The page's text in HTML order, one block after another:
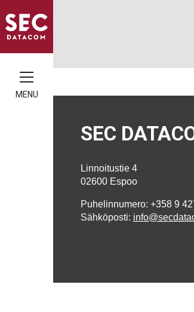
MENU
SEC
Linnoitustie 4
02600 Espoo
Puhelinnumero: +358 9
Sähköposti: